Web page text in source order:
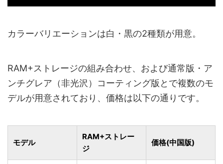
カラーバリエーションは白・黒の2種類が用意。
RAM+ストレージの組み合わせ、および通常版・ア
ンチグレア（非光沢）コーティング版とで複数のモ
デルが用意されており、価格は以下の通りです。
モデル
RAM+ストレー
ジ
価格(中国版)